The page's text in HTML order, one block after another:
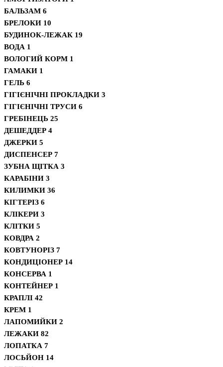
БАЛЬЗАМ 6
БРЕЛОКИ 10
БУДИНОК-ЛЕЖАК 19
ВОДА 1
ВОЛОГИЙ КОРМ 1
ГАМАКИ 1
ГЕЛЬ 6
ГІГІЄНІЧНІ ПРОКЛАДКИ 3
ГІГІЄНІЧНІ ТРУСИ 6
ГРЕБІНЕЦЬ 25
ДЕШЕДДЕР 4
ДЖЕРКИ 5
ДИСПЕНСЕР 7
ЗУБНА ЩІТКА 3
КАРАБІНИ 3
КИЛИМКИ 36
КІГТЕРІЗ 6
КЛІКЕРИ 3
КЛІТКИ 5
КОВДРА 2
КОВТУНОРІЗ 7
КОНДИЦІОНЕР 14
КОНСЕРВА 1
КОНТЕЙНЕР 1
КРАПЛІ 42
КРЕМ 1
ЛАПОМИЙКИ 2
ЛЕЖАКИ 82
ЛОПАТКА 7
ЛОСЬЙОН 14